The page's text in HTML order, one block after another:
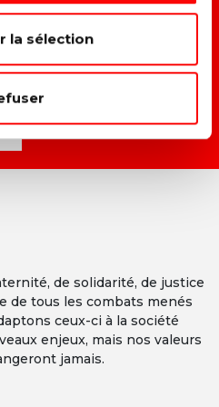
la sélection
de solidarité, de justice
de tous les combats menés
ceux-ci à la société
enjeux, mais nos valeurs
jamais.
chacun dans la société.